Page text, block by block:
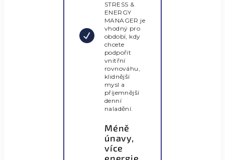
STRESS &
ENERGY
MANAGER je
vhodný pro
období, kdy
chcete
podpořit
vnitřní
rovnováhu,
klidnější
mysl a
příjemnější
denní
naladění.
Méně
únavy,
více